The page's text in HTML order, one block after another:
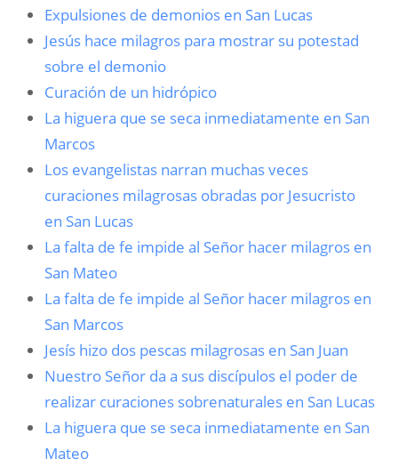
Expulsiones de demonios en San Lucas
Jesús hace milagros para mostrar su potestad
sobre el demonio
Curación de un hidrópico
La higuera que se seca inmediatamente en San
Marcos
Los evangelistas narran muchas veces
curaciones milagrosas obradas por Jesucristo
en San Lucas
La falta de fe impide al Señor hacer milagros en
San Mateo
La falta de fe impide al Señor hacer milagros en
San Marcos
Jesís hizo dos pescas milagrosas en San Juan
Nuestro Señor da a sus discípulos el poder de
realizar curaciones sobrenaturales en San Lucas
La higuera que se seca inmediatamente en San
Mateo